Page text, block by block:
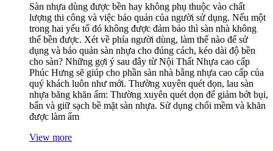
Sàn nhựa dùng được bền hay không phụ thuộc vào chất
lượng thi công và việc bảo quản của người sử dụng. Nếu một
trong hai yếu tố đó không được đảm bảo thì sàn nhà không
thể bền được. Xét về phía người dùng, làm thế nào để sử
dụng và bảo quản sàn nhựa cho đúng cách, kéo dài độ bền
cho sàn? Những gợi ý sau đây từ Nội Thất Nhựa cao cấp
Phúc Hưng sẽ giúp cho phần sàn nhà bằng nhựa cao cấp của
quý khách luôn như mới. Thường xuyên quét dọn, lau sàn
nhựa băng khăn ẩm: Thường xuyên quét dọn để giảm bớt bụi,
bẩn và giữ sạch bề mặt sàn nhựa. Sử dụng chổi mềm và khăn
được làm ẩm
View more